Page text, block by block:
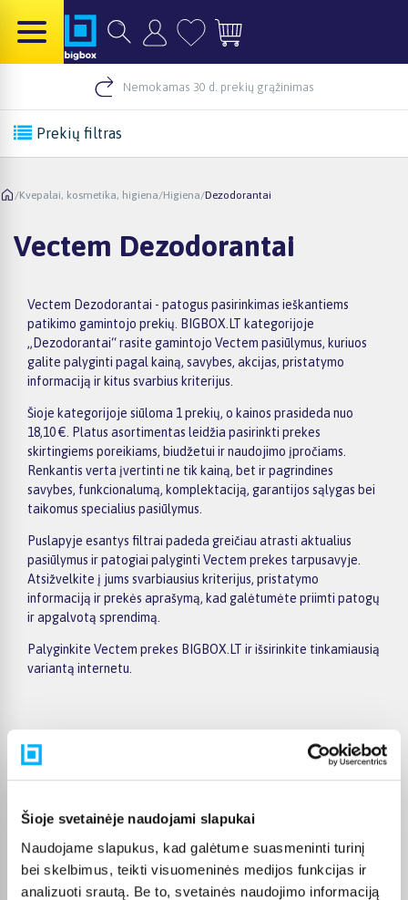
Šioje svetainėje naudojami slapukai
Naudojame slapukus, kad galėtume suasmeninti turinį
bei skelbimus, teikti visuomeninės medijos funkcijas ir
analizuoti srautą. Be to, svetainės naudojimo informaciją
Nemokamas 30 d. prekių grąžinimas
Prekių filtras
/Kvepalai, kosmetika, higiena/Higiena/Dezodorantai
Vectem Dezodorantai
Vectem Dezodorantai - patogus pasirinkimas ieškantiems
patikimo gamintojo prekių. BIGBOX.LT kategorijoje
„Dezodorantai“ rasite gamintojo Vectem pasiūlymus, kuriuos
galite palyginti pagal kainą, savybes, akcijas, pristatymo
informaciją ir kitus svarbius kriterijus.
Šioje kategorijoje siūloma 1 prekių, o kainos prasideda nuo
18,10 €. Platus asortimentas leidžia pasirinkti prekes
skirtingiems poreikiams, biudžetui ir naudojimo įpročiams.
Renkantis verta įvertinti ne tik kainą, bet ir pagrindines
savybes, funkcionalumą, komplektaciją, garantijos sąlygas bei
taikomus specialius pasiūlymus.
Puslapyje esantys filtrai padeda greičiau atrasti aktualius
pasiūlymus ir patogiai palyginti Vectem prekes tarpusavyje.
Atsižvelkite į jums svarbiausius kriterijus, pristatymo
informaciją ir prekės aprašymą, kad galėtumėte priimti patogų
ir apgalvotą sprendimą.
Palyginkite Vectem prekes BIGBOX.LT ir išsirinkite tinkamiausią
variantą internetu.
Pirkėjų atsiliepimai apie prekes
Tomas S.
Patvirtintas pirkėjas
Gera kaina, puiki kokybe, tik pristtymo laikas galetu buti trumpesnis.